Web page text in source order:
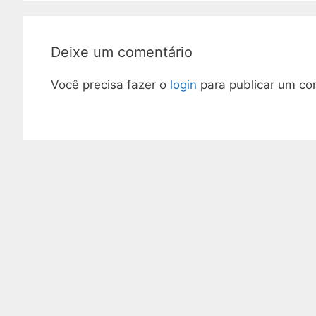
Deixe um comentário
Você precisa fazer o login para publicar um